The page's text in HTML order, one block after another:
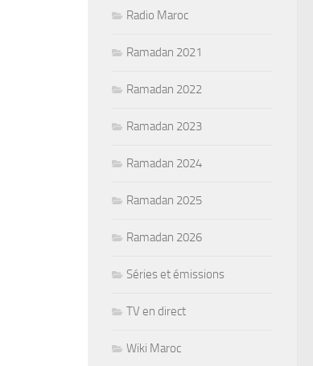
Radio Maroc
Ramadan 2021
Ramadan 2022
Ramadan 2023
Ramadan 2024
Ramadan 2025
Ramadan 2026
Séries et émissions
TV en direct
Wiki Maroc